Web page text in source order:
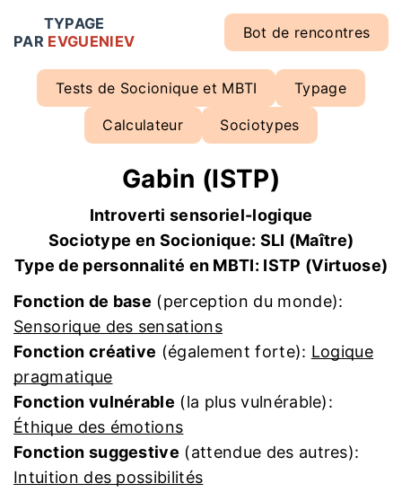
TYPAGE
PAR EVGUENIEV Bot de rencontres
Tests de Socionique et MBTI Typage
Calculateur Sociotypes
Gabin (ISTP)
Introverti sensoriel-logique
Sociotype en Socionique: SLI (Maître)
Type de personnalité en MBTI: ISTP (Virtuose)
Fonction de base (perception du monde):
Sensorique des sensations
Fonction créative (également forte): Logique
pragmatique
Fonction vulnérable (la plus vulnérable):
Éthique des émotions
Fonction suggestive (attendue des autres):
Intuition des possibilités